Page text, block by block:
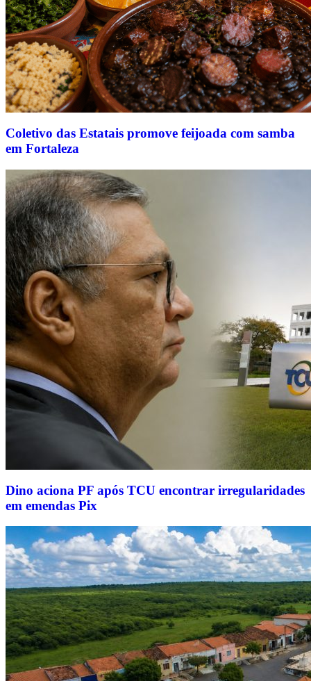
Coletivo das Estatais promove feijoada com samba
em Fortaleza
Dino aciona PF após TCU encontrar irregularidades
em emendas Pix